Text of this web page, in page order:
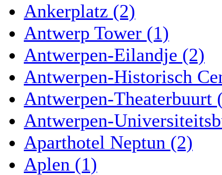
Ankerplatz (2)
Antwerp Tower (1)
Antwerpen-Eilandje (2)
Antwerpen-Historisch
Antwerpen-Theaterbuurt
Antwerpen-
Aparthotel Neptun (2)
Aplen (1)